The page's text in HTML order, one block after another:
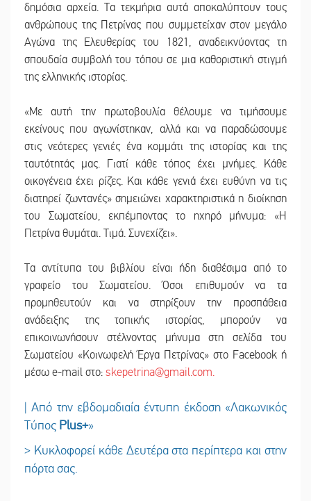
δημόσια αρχεία. Τα τεκμήρια αυτά αποκαλύπτουν τους
ανθρώπους της Πετρίνας που συμμετείχαν στον μεγάλο
Αγώνα της Ελευθερίας του 1821, αναδεικνύοντας τη
σπουδαία συμβολή του τόπου σε μια καθοριστική στιγμή
της ελληνικής ιστορίας.
«Με αυτή την πρωτοβουλία θέλουμε να τιμήσουμε
εκείνους που αγωνίστηκαν, αλλά και να παραδώσουμε
στις νεότερες γενιές ένα κομμάτι της ιστορίας και της
ταυτότητάς μας. Γιατί κάθε τόπος έχει μνήμες. Κάθε
οικογένεια έχει ρίζες. Και κάθε γενιά έχει ευθύνη να τις
διατηρεί ζωντανές» σημειώνει χαρακτηριστικά η διοίκηση
του Σωματείου, εκπέμποντας το ηχηρό μήνυμα: «Η
Πετρίνα θυμάται. Τιμά. Συνεχίζει».
Τα αντίτυπα του βιβλίου είναι ήδη διαθέσιμα από το
γραφείο του Σωματείου. Όσοι επιθυμούν να τα
προμηθευτούν και να στηρίξουν την προσπάθεια
ανάδειξης της τοπικής ιστορίας, μπορούν να
επικοινωνήσουν στέλνοντας μήνυμα στη σελίδα του
Σωματείου «Κοινωφελή Έργα Πετρίνας» στο Facebook ή
μέσω e-mail στο: skepetrina@gmail.com.
| Από την εβδομαδιαία έντυπη έκδοση «Λακωνικός
Τύπος Plus+»
> Κυκλοφορεί κάθε Δευτέρα στα περίπτερα και στην
πόρτα σας.